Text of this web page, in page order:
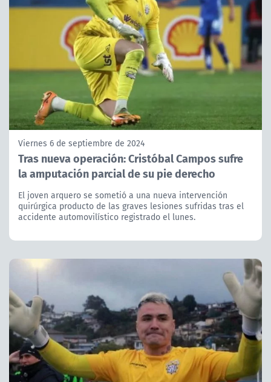
Viernes 6 de septiembre de 2024
Tras nueva operación: Cristóbal Campos sufre
la amputación parcial de su pie derecho
El joven arquero se sometió a una nueva intervención
quirúrgica producto de las graves lesiones sufridas tras el
accidente automovilístico registrado el lunes.